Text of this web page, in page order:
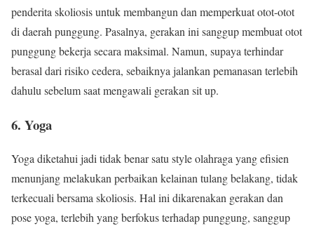
penderita skoliosis untuk membangun dan memperkuat otot-otot
di daerah punggung. Pasalnya, gerakan ini sanggup membuat otot
punggung bekerja secara maksimal. Namun, supaya terhindar
berasal dari risiko cedera, sebaiknya jalankan pemanasan terlebih
dahulu sebelum saat mengawali gerakan sit up.
6. Yoga
Yoga diketahui jadi tidak benar satu style olahraga yang efisien
menunjang melakukan perbaikan kelainan tulang belakang, tidak
terkecuali bersama skoliosis. Hal ini dikarenakan gerakan dan
pose yoga, terlebih yang berfokus terhadap punggung, sanggup